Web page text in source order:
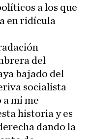
a los que
en ridícula
del
bajado del
socialista
mí me
historia y es
dando la